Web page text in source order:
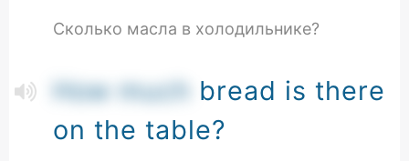
Сколько масла в холодильнике?
How much bread is there
on the table?